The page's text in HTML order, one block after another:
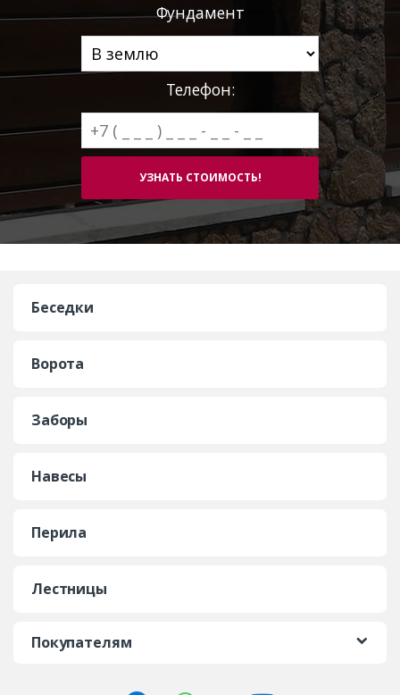
Фундамент
Телефон:
Беседки
Ворота
Заборы
Навесы
Перила
Лестницы
Покупателям